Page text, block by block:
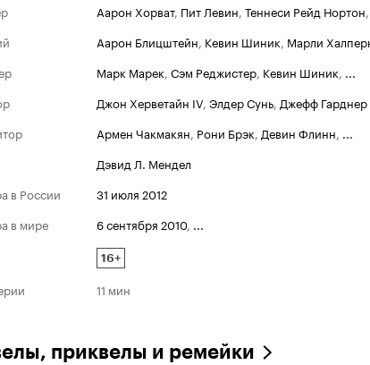
Аарон Хорват, Пит Левин, Теннеси Рейд Нортон
Аарон Блицштейн, Кевин Шиник, Марли
Марк Марек, Сэм Реджистер, Кевин Шиник, ...
Джон Херветайн IV, Элдер Сунь, Джефф Гарднер
Армен Чакмакян, Рони Брэк, Девин Флинн, ...
Дэвид Л. Мендел
в России
31 июля 2012
в мире
6 сентября 2010, ...
16+
11 мин
приквелы и ремейки